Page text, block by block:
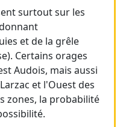
surtout sur les
et de la grêle
Certains orages
Audois, mais aussi
et l'Ouest des
zones, la probabilité